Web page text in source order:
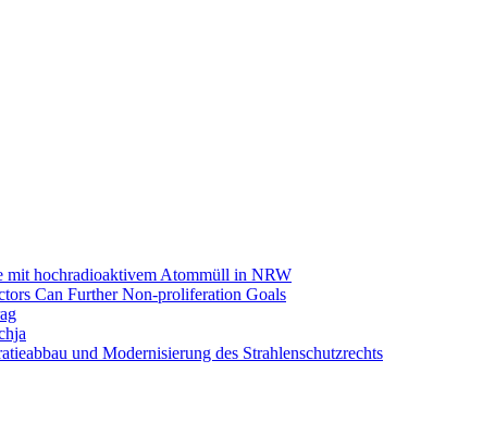
mit hochradioaktivem Atommüll in NRW
Can Further Non-proliferation Goals
und Modernisierung des Strahlenschutzrechts